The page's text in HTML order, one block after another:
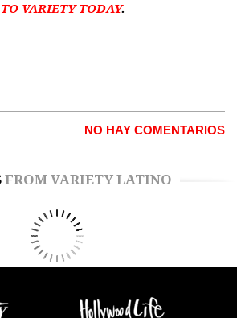
TO VARIETY TODAY.
NO HAY COMENTARIOS
FROM VARIETY LATINO